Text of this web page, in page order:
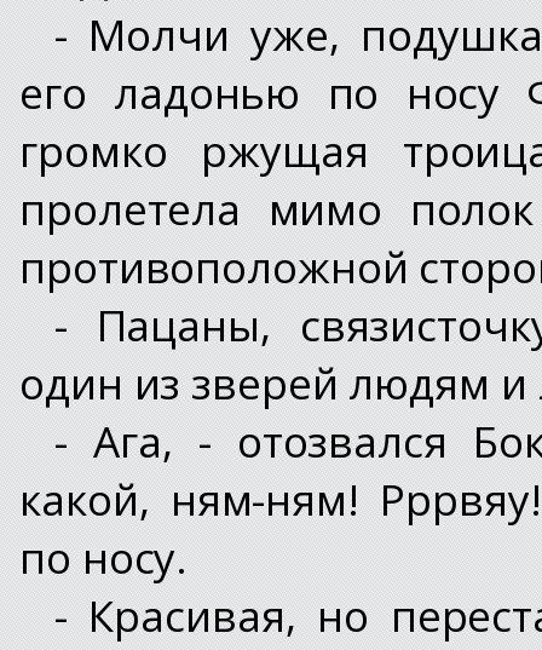
- Молчи уже, подушка
его ладонью по носу
громко ржущая
пролетела мимо
противоположной
- Пацаны,
один из зверей людям и
- Ага, - отозвался
какой, ням-ням!
по носу.
- Красивая, но